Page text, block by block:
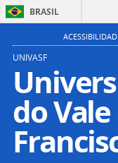
BRASIL
UNIVASF
do